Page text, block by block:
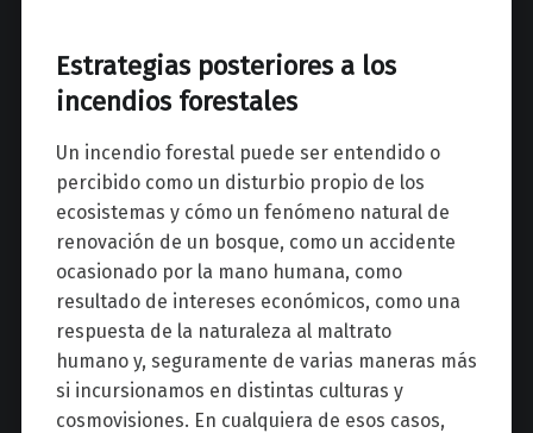
Estrategias posteriores a los
incendios forestales
Un incendio forestal puede ser entendido o
percibido como un disturbio propio de los
ecosistemas y cómo un fenómeno natural de
renovación de un bosque, como un accidente
ocasionado por la mano humana, como
resultado de intereses económicos, como una
respuesta de la naturaleza al maltrato
humano y, seguramente de varias maneras más
si incursionamos en distintas culturas y
cosmovisiones. En cualquiera de esos casos,